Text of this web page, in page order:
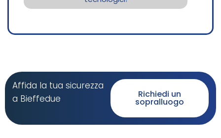
Affida la tua sicurezza
a Bieffedue
Richiedi un
sopralluogo